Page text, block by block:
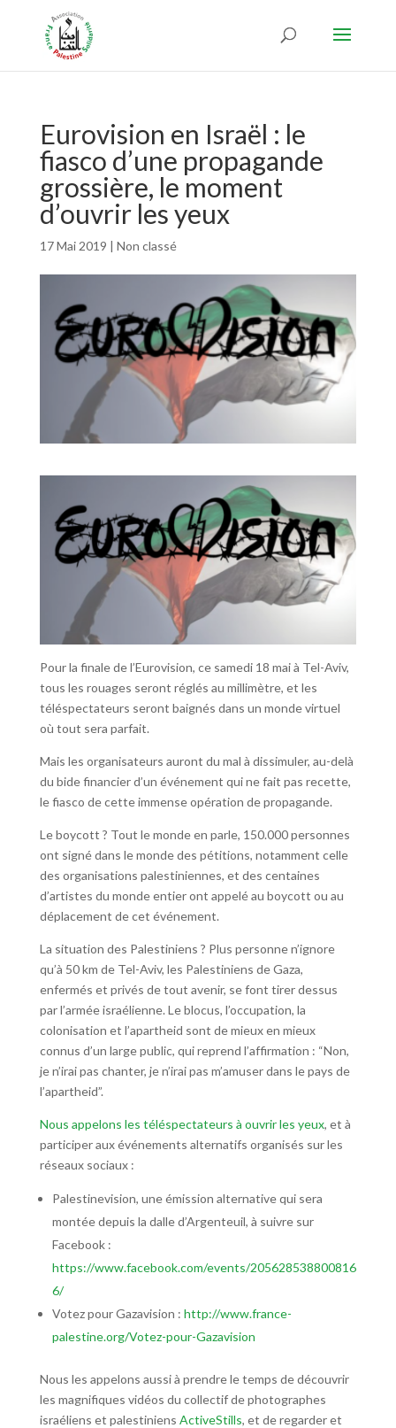
Eurovision en Israël : le
fiasco d’une propagande
grossière, le moment
d’ouvrir les yeux
17 Mai 2019 | Non classé
Pour la finale de l’Eurovision, ce samedi 18 mai à Tel-Aviv,
tous les rouages seront réglés au millimètre, et les
téléspectateurs seront baignés dans un monde virtuel
où tout sera parfait.
Mais les organisateurs auront du mal à dissimuler, au-delà
du bide financier d’un événement qui ne fait pas recette,
le fiasco de cette immense opération de propagande.
Le boycott ? Tout le monde en parle, 150.000 personnes
ont signé dans le monde des pétitions, notamment celle
des organisations palestiniennes, et des centaines
d’artistes du monde entier ont appelé au boycott ou au
déplacement de cet événement.
La situation des Palestiniens ? Plus personne n’ignore
qu’à 50 km de Tel-Aviv, les Palestiniens de Gaza,
enfermés et privés de tout avenir, se font tirer dessus
par l’armée israélienne. Le blocus, l’occupation, la
colonisation et l’apartheid sont de mieux en mieux
connus d’un large public, qui reprend l’affirmation : “Non,
je n’irai pas chanter, je n’irai pas m’amuser dans le pays de
l’apartheid”.
Nous appelons les téléspectateurs à ouvrir les yeux, et à
participer aux événements alternatifs organisés sur les
réseaux sociaux :
Palestinevision, une émission alternative qui sera
montée depuis la dalle d’Argenteuil, à suivre sur
Facebook :
https://www.facebook.com/events/205628538800816
6/
Votez pour Gazavision : http://www.france-
palestine.org/Votez-pour-Gazavision
Nous les appelons aussi à prendre le temps de découvrir
les magnifiques vidéos du collectif de photographes
israéliens et palestiniens ActiveStills, et de regarder et